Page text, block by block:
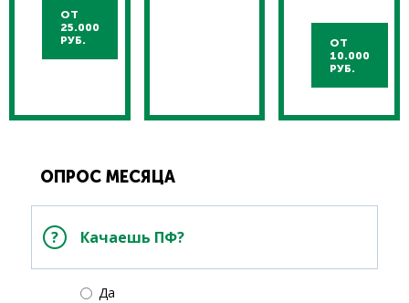
ОТ
25.000
РУБ.
ОТ
10.000
РУБ.
ОПРОС МЕСЯЦА
Качаешь ПФ?
Да